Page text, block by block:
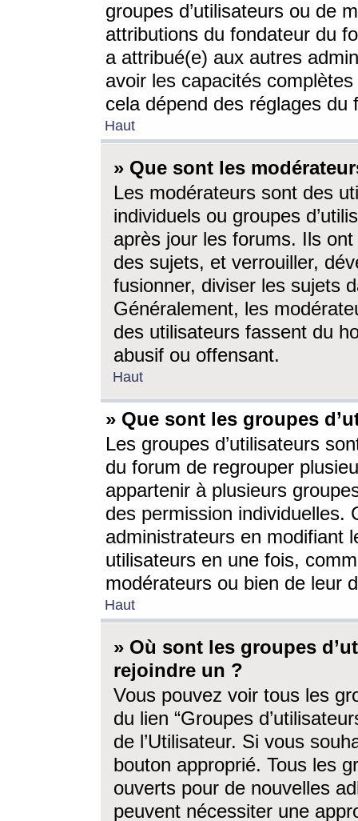
groupes d’utilisateurs ou de
attributions du fondateur du
a attribué(e) aux autres
avoir les capacités
cela dépend des réglages du
Haut
» Que sont les
Les modérateurs sont des
individuels ou groupes
après jour les forums. Ils ont
des sujets, et verrouiller,
fusionner, diviser les sujets
Généralement, les
des utilisateurs fassent du
abusif ou offensant.
Haut
» Que sont les groupes
Les groupes d’utilisateurs
du forum de regrouper
appartenir à plusieurs
des permission individuelles.
administrateurs en modifiant
utilisateurs en une fois,
modérateurs ou bien de leur
Haut
» Où sont les groupes
rejoindre un ?
Vous pouvez voir tous les
du lien “Groupes
de l’Utilisateur. Si vous
bouton approprié. Tous les
ouverts pour de nouvelles
peuvent nécessiter une